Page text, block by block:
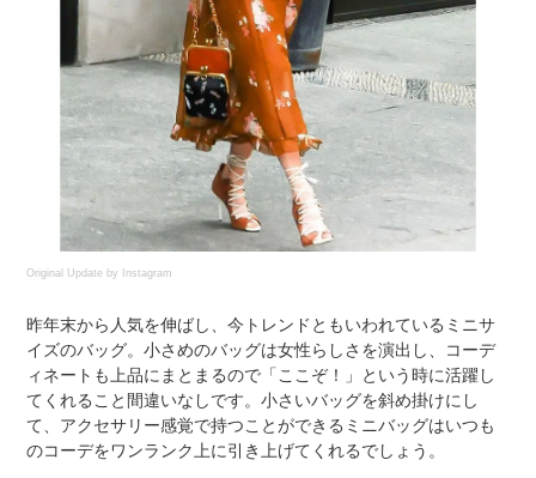
Original Update by Instagram
昨年末から人気を伸ばし、今トレンドともいわれているミニサ
イズのバッグ。小さめのバッグは女性らしさを演出し、コーデ
ィネートも上品にまとまるので「ここぞ！」という時に活躍し
てくれること間違いなしです。小さいバッグを斜め掛けにし
て、アクセサリー感覚で持つことができるミニバッグはいつも
のコーデをワンランク上に引き上げてくれるでしょう。